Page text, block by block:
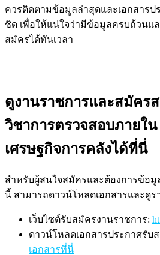
ควรติดตามข้อมูลล่าสุดและเอกสารป
ชิด เพื่อให้แน่ใจว่ามีข้อมูลครบถ้วนแ
สมัครได้ทันเวลา
ดูงานราชการและสมัคร
วิชาการตรวจสอบภายใ
เศรษฐกิจการคลังได้ที่นี่
สำหรับผู้สนใจสมัครและต้องการข้อมู
นี้ สามารถดาวน์โหลดเอกสารและดูร
เว็บไซต์รับสมัครงานราชการ:
ดาวน์โหลดเอกสารประกาศรับส
เอกสารที่นี่